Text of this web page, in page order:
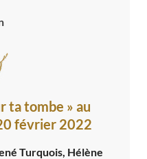
ta tombe » au
février 2022
Turquois, Hélène